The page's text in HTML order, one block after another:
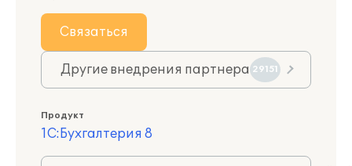
Связаться
Другие внедрения партнера 29151
Продукт
1С:Бухгалтерия 8